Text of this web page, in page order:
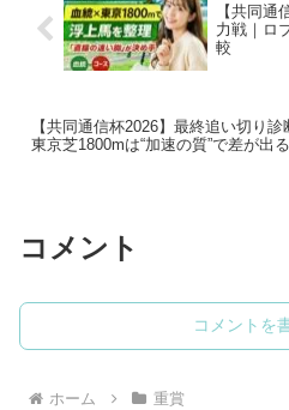
【共同通
力戦｜ロ
較
【共同通信杯2026】最終追い切り診
東京芝1800mは“加速の質”で差が出る
コメント
コメントを
ホーム 重賞